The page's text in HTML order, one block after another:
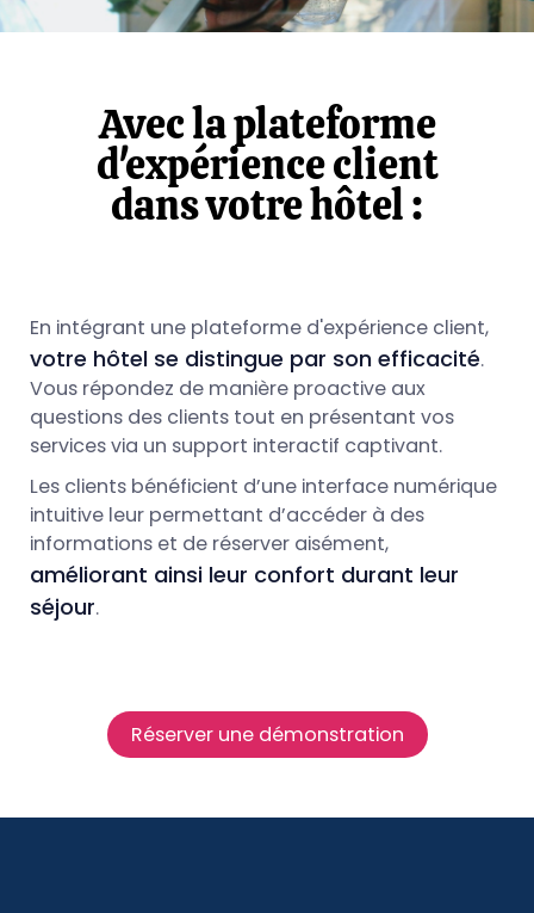
Avec la plateforme
d'expérience client
dans votre hôtel :
En intégrant une plateforme d'expérience client,
votre hôtel se distingue par son efficacité.
Vous répondez de manière proactive aux
questions des clients tout en présentant vos
services via un support interactif captivant.
Les clients bénéficient d’une interface numérique
intuitive leur permettant d’accéder à des
informations et de réserver aisément,
améliorant ainsi leur confort durant leur
séjour.
Réserver une démonstration